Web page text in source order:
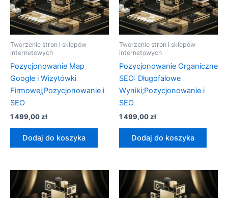
Tworzenie stron i sklepów
internetowych
Pozycjonowanie Map
Google i Wizytówki
Firmowej;Pozycjonowanie i
SEO
1 499,00zł
Dodaj do koszyka
Tworzenie stron i sklepów
internetowych
Pozycjonowanie Organiczne
SEO: Długofalowe
Wyniki;Pozycjonowanie i
SEO
1 499,00zł
Dodaj do koszyka